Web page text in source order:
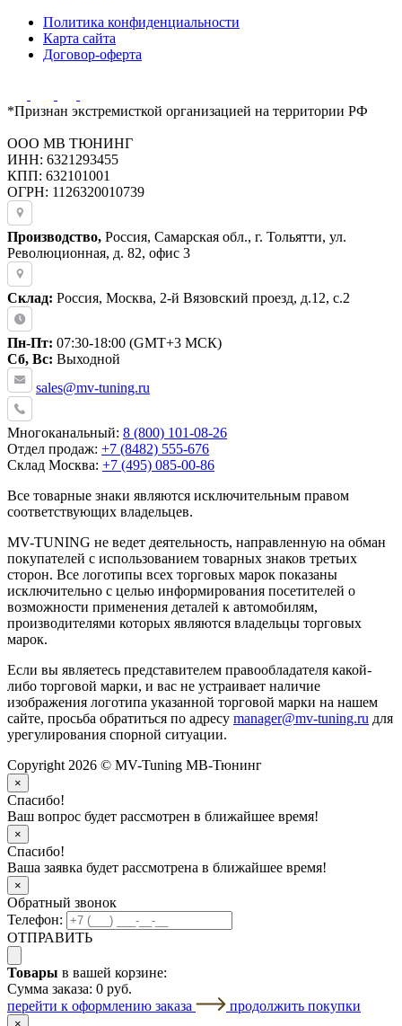
Политика конфиденциальности
Карта сайта
Договор-оферта
*Признан экстремисткой организацией на территории РФ
ООО МВ ТЮНИНГ
ИНН: 6321293455
КПП: 632101001
ОГРН: 1126320010739
Производство, Россия, Самарская обл., г. Тольятти, ул.
Революционная, д. 82, офис 3
Склад: Россия, Москва, 2-й Вязовский проезд, д.12, с.2
Пн-Пт: 07:30-18:00 (GMT+3 МСК)
Сб, Вс: Выходной
sales@mv-tuning.ru
Многоканальный: 8 (800) 101-08-26
Отдел продаж: +7 (8482) 555-676
Склад Москва: +7 (495) 085-00-86
Все товарные знаки являются исключительным правом
соответствующих владельцев.
MV-TUNING не ведет деятельность, направленную на обман
покупателей с использованием товарных знаков третьих
сторон. Все логотипы всех торговых марок показаны
исключительно с целью информирования посетителей о
возможности применения деталей к автомобилям,
производителями которых являются владельцы торговых
марок.
Если вы являетесь представителем правообладателя какой-
либо торговой марки, и вас не устраивает наличие
изображения логотипа указанной торговой марки на нашем
сайте, просьба обратиться по адресу manager@mv-tuning.ru для
урегулирования спорной ситуации.
Copyright 2026 © MV-Tuning МВ-Тюнинг
×
Спасибо!
Ваш вопрос будет рассмотрен в ближайшее время!
×
Спасибо!
Ваша заявка будет рассмотрена в ближайшее время!
×
Обратный звонок
Телефон:
ОТПРАВИТЬ
Товары в вашей корзине:
Сумма заказа: 0 руб.
перейти к оформлению заказа
продолжить покупки